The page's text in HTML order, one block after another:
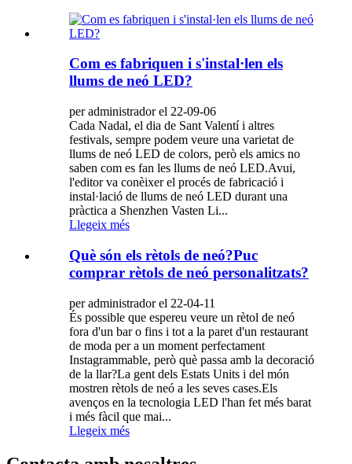
Com es fabriquen i s'instal·len els
llums de neó LED?
per administrador el 22-09-06
Cada Nadal, el dia de Sant Valentí i altres
festivals, sempre podem veure una varietat de
llums de neó LED de colors, però els amics no
saben com es fan les llums de neó LED.Avui,
l'editor va conèixer el procés de fabricació i
instal·lació de llums de neó LED durant una
pràctica a Shenzhen Vasten Li...
Llegeix més
Què són els rètols de neó?Puc
comprar rètols de neó personalitzats?
per administrador el 22-04-11
És possible que espereu veure un rètol de neó
fora d'un bar o fins i tot a la paret d'un restaurant
de moda per a un moment perfectament
Instagrammable, però què passa amb la decoració
de la llar?La gent dels Estats Units i del món
mostren rètols de neó a les seves cases.Els
avenços en la tecnologia LED l'han fet més barat
i més fàcil que mai...
Llegeix més